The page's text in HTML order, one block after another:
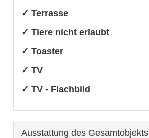
✓ Terrasse
✓ Tiere nicht erlaubt
✓ Toaster
✓ TV
✓ TV - Flachbild
Ausstattung des Gesamtobjekts